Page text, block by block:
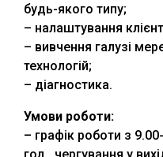
будь-якого типу;
– налаштування
– вивчення галузі
технологій;
– діагностика.
Умови роботи:
– графік роботи з